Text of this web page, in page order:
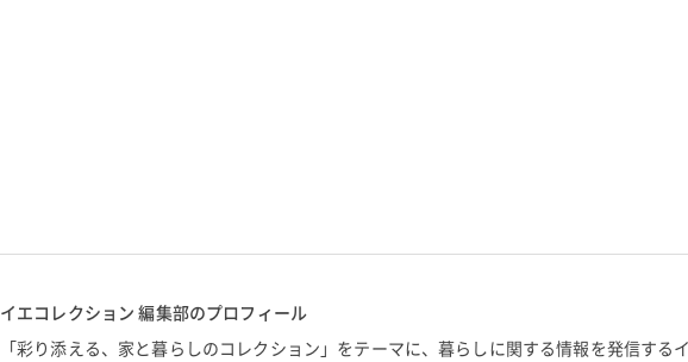
イエコレクション 編集部のプロフィール
「彩り添える、家と暮らしのコレクション」をテーマに、暮らしに関する情報を発信する